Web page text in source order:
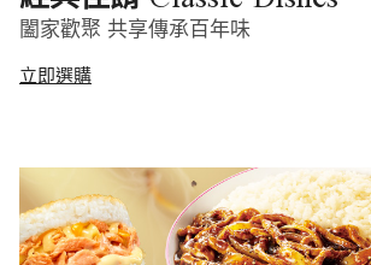
闔家歡聚 共享傳承百年味
立即選購